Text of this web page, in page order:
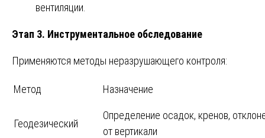
вентиляции.
Этап 3. Инструментальное обследование
Применяются методы неразрушающего контроля:
Метод Назначение
Геодезический
Определение осадок, кренов,
от вертикали